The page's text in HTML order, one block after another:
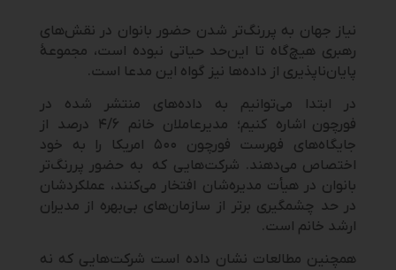
نیاز جهان به پررنگ‌تر شدن حضور بانوان در نقش‌های
رهبری هیچ‌گاه تا این‌حد حیاتی نبوده است، مجموعۀ
پایان‌ناپذیری از داده‌ها نیز گواه این مدعا است.
در ابتدا می‌توانیم به داده‌های منتشر شده در
فورچون اشاره کنیم؛ مدیرعاملان خانم ۴/۶ درصد از
جایگاه‌های فهرست فورچون ۵۰۰ امریکا را به خود
اختصاص می‌دهند. شرکت‌هایی که به حضور پررنگ‌تر
بانوان در هیأت مدیره‌شان افتخار می‌کنند، عملکردشان
در حد چشمگیری برتر از سازمان‌های بی‌بهره از مدیران
ارشد خانم است.
همچنین مطالعات نشان داده است شرکت‌هایی که نه